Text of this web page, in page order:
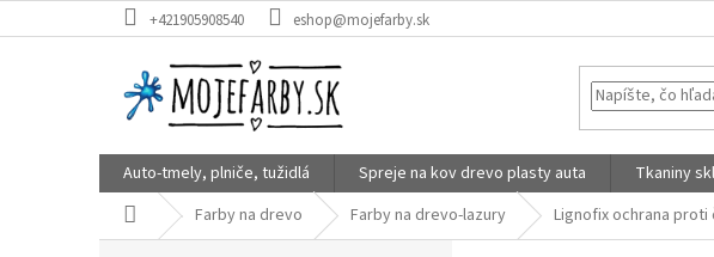
na
+421905908540 eshop@mojefarby.sk
Auto-tmely, plniče, tužidlá Spreje na kov drevo plasty auta Tkaniny
DomovFarby na drevo Farby na drevo-lazury Lignofix ochrana